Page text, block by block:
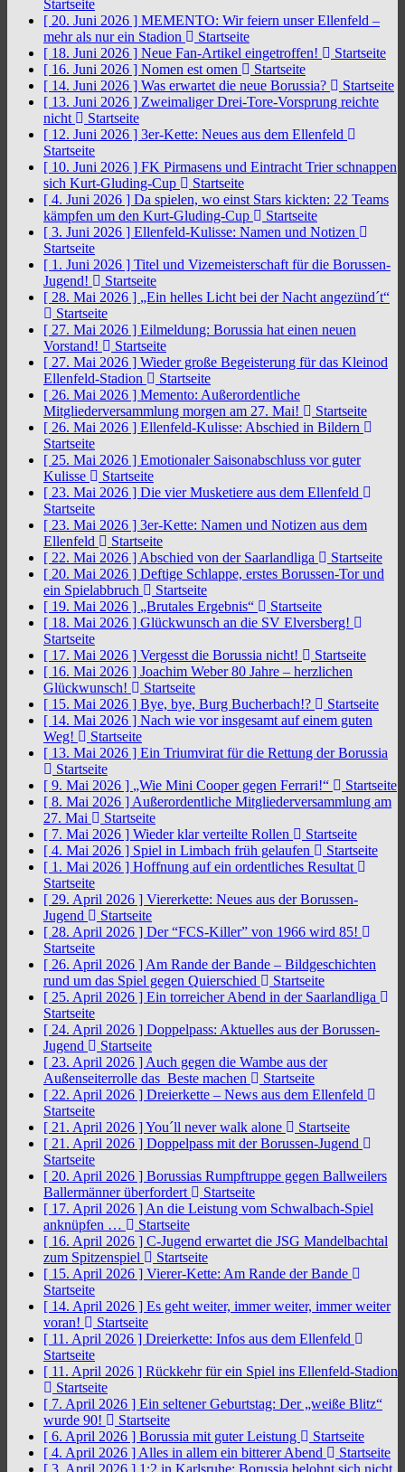
Startseite
[ 20. Juni 2026 ] MEMENTO: Wir feiern unser Ellenfeld –
mehr als nur ein Stadion
Startseite
[ 18. Juni 2026 ] Neue Fan-Artikel eingetroffen!
Startseite
[ 16. Juni 2026 ] Nomen est omen
Startseite
[ 14. Juni 2026 ] Was erwartet die neue Borussia?
Startseite
[ 13. Juni 2026 ] Zweimaliger Drei-Tore-Vorsprung reichte
nicht
Startseite
[ 12. Juni 2026 ] 3er-Kette: Neues aus dem Ellenfeld
Startseite
[ 10. Juni 2026 ] FK Pirmasens und Eintracht Trier schnappen
sich Kurt-Gluding-Cup
Startseite
[ 4. Juni 2026 ] Da spielen, wo einst Stars kickten: 22 Teams
kämpfen um den Kurt-Gluding-Cup
Startseite
[ 3. Juni 2026 ] Ellenfeld-Kulisse: Namen und Notizen
Startseite
[ 1. Juni 2026 ] Titel und Vizemeisterschaft für die Borussen-
Jugend!
Startseite
[ 28. Mai 2026 ] „Ein helles Licht bei der Nacht angezünd´t“
Startseite
[ 27. Mai 2026 ] Eilmeldung: Borussia hat einen neuen
Vorstand!
Startseite
[ 27. Mai 2026 ] Wieder große Begeisterung für das Kleinod
Ellenfeld-Stadion
Startseite
[ 26. Mai 2026 ] Memento: Außerordentliche
Mitgliederversammlung morgen am 27. Mai!
Startseite
[ 26. Mai 2026 ] Ellenfeld-Kulisse: Abschied in Bildern
Startseite
[ 25. Mai 2026 ] Emotionaler Saisonabschluss vor guter
Kulisse
Startseite
[ 23. Mai 2026 ] Die vier Musketiere aus dem Ellenfeld
Startseite
[ 23. Mai 2026 ] 3er-Kette: Namen und Notizen aus dem
Ellenfeld
Startseite
[ 22. Mai 2026 ] Abschied von der Saarlandliga
Startseite
[ 20. Mai 2026 ] Deftige Schlappe, erstes Borussen-Tor und
ein Spielabbruch
Startseite
[ 19. Mai 2026 ] „Brutales Ergebnis“
Startseite
[ 18. Mai 2026 ] Glückwunsch an die SV Elversberg!
Startseite
[ 17. Mai 2026 ] Vergesst die Borussia nicht!
Startseite
[ 16. Mai 2026 ] Joachim Weber 80 Jahre – herzlichen
Glückwunsch!
Startseite
[ 15. Mai 2026 ] Bye, bye, Burg Bucherbach!?
Startseite
[ 14. Mai 2026 ] Nach wie vor insgesamt auf einem guten
Weg!
Startseite
[ 13. Mai 2026 ] Ein Triumvirat für die Rettung der Borussia
Startseite
[ 9. Mai 2026 ] „Wie Mini Cooper gegen Ferrari!“
Startseite
[ 8. Mai 2026 ] Außerordentliche Mitgliederversammlung am
27. Mai
Startseite
[ 7. Mai 2026 ] Wieder klar verteilte Rollen
Startseite
[ 4. Mai 2026 ] Spiel in Limbach früh gelaufen
Startseite
[ 1. Mai 2026 ] Hoffnung auf ein ordentliches Resultat
Startseite
[ 29. April 2026 ] Viererkette: Neues aus der Borussen-
Jugend
Startseite
[ 28. April 2026 ] Der “FCS-Killer” von 1966 wird 85!
Startseite
[ 26. April 2026 ] Am Rande der Bande – Bildgeschichten
rund um das Spiel gegen Quierschied
Startseite
[ 25. April 2026 ] Ein torreicher Abend in der Saarlandliga
Startseite
[ 24. April 2026 ] Doppelpass: Aktuelles aus der Borussen-
Jugend
Startseite
[ 23. April 2026 ] Auch gegen die Wambe aus der
Außenseiterrolle das Beste machen
Startseite
[ 22. April 2026 ] Dreierkette – News aus dem Ellenfeld
Startseite
[ 21. April 2026 ]You´ll never walk alone
Startseite
[ 21. April 2026 ] Doppelpass mit der Borussen-Jugend
Startseite
[ 20. April 2026 ] Borussias Rumpftruppe gegen Ballweilers
Ballermänner überfordert
Startseite
[ 17. April 2026 ] An die Leistung vom Schwalbach-Spiel
anknüpfen …
Startseite
[ 16. April 2026 ] C-Jugend erwartet die JSG Mandelbachtal
zum Spitzenspiel
Startseite
[ 15. April 2026 ] Vierer-Kette: Am Rande der Bande
Startseite
[ 14. April 2026 ] Es geht weiter, immer weiter, immer weiter
voran!
Startseite
[ 11. April 2026 ] Dreierkette: Infos aus dem Ellenfeld
Startseite
[ 11. April 2026 ] Rückkehr für ein Spiel ins Ellenfeld-Stadion
Startseite
[ 7. April 2026 ] Ein seltener Geburtstag: Der „weiße Blitz“
wurde 90!
Startseite
[ 6. April 2026 ] Borussia mit guter Leistung
Startseite
[ 4. April 2026 ] Alles in allem ein bitterer Abend
Startseite
[ 3. April 2026 ] 1:2 in Karlsruhe: Borussia belohnt sich nicht